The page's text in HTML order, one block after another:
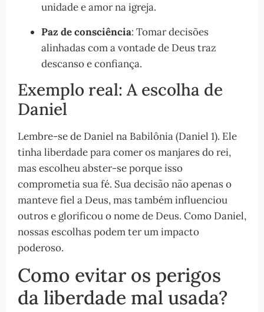
unidade e amor na igreja.
Paz de consciência: Tomar decisões
alinhadas com a vontade de Deus traz
descanso e confiança.
Exemplo real: A escolha de
Daniel
Lembre-se de Daniel na Babilônia (Daniel 1). Ele
tinha liberdade para comer os manjares do rei,
mas escolheu abster-se porque isso
comprometia sua fé. Sua decisão não apenas o
manteve fiel a Deus, mas também influenciou
outros e glorificou o nome de Deus. Como Daniel,
nossas escolhas podem ter um impacto
poderoso.
Como evitar os perigos
da liberdade mal usada?